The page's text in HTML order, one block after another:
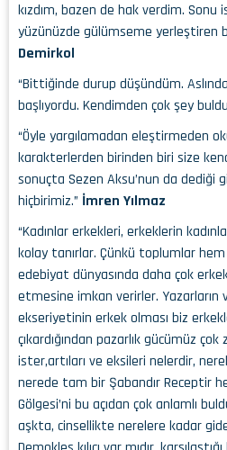
kızdım, bazen de hak verdim. Sonu
yüzünüzde gülümseme yerleştiren
Demirkol
“Bittiğinde durup düşündüm.
başlıyordu. Kendimden çok şey
“Öyle yargılamadan eleştirmeden
karakterlerden birinden biri size
sonuçta Sezen Aksu’nun da dediği
hiçbirimiz.” İmren Yılmaz
“Kadınlar erkekleri, erkeklerin
kolay tanırlar. Çünkü toplumlar
edebiyat dünyasında daha çok
etmesine imkan verirler. Yazarların
ekseriyetinin erkek olması biz
çıkardığından pazarlık gücümüz
ister,artıları ve eksileri nelerdir,
nerede tam bir Şabandır Receptir
Gölgesi’ni bu açıdan çok anlamlı
aşkta, cinsellikte nerelere kadar